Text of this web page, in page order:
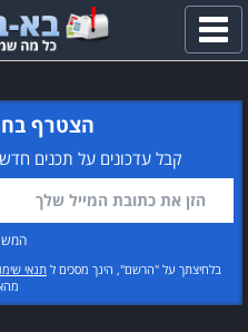
פתח
תפריט
הצטרף
קבל עדכונים על תכנים
בלחיצתך על "הרשם", הינך מסכים לתנאי